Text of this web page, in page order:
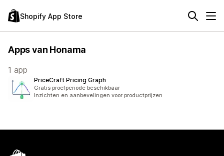
Shopify App Store
Apps van Honama
1 app
PriceCraft Pricing Graph
Gratis proefperiode beschikbaar
Inzichten en aanbevelingen voor productprijzen